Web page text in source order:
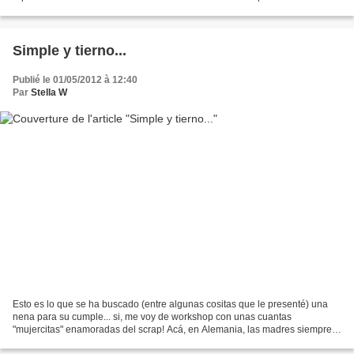
Simple y tierno...
Publié le 01/05/2012 à 12:40
Par Stella W
Esto es lo que se ha buscado (entre algunas cositas que le presenté) una
nena para su cumple... si, me voy de workshop con unas cuantas
"mujercitas" enamoradas del scrap! Acá, en Alemania, las madres siempre